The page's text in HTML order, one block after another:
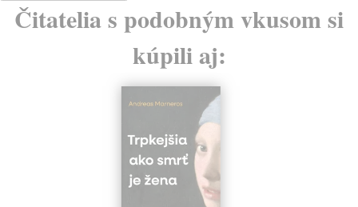
Čitatelia s podobným vkusom si
kúpili aj: